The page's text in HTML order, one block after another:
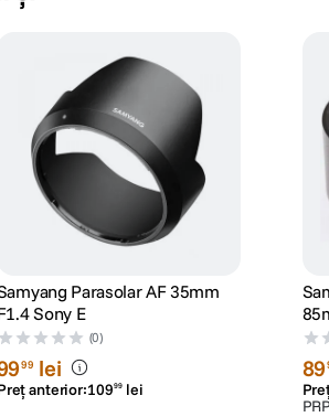
Parasolar AF 35mm
Sony E
(0)
99 lei
anterior:10999 lei
89